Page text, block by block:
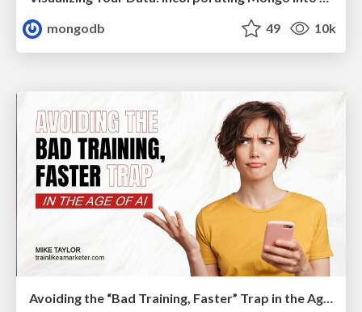
mongodb
49 10k
Avoiding the “Bad Training, Faster” Trap in the Age of AI